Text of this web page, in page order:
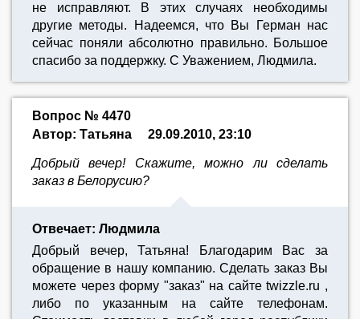
не исправляют. В этих случаях необходимы
другие методы. Надеемся, что Вы Герман нас
сейчас поняли абсолютно правильно. Большое
спасибо за поддержку. С Уважением, Людмила.
Вопрос № 4470
Автор: Татьяна
29.09.2010, 23:10
Добрый вечер! Скажите, можно ли сделать
заказ в Белорусию?
Отвечает: Людмила
Добрый вечер, Татьяна! Благодарим Вас за
обращение в нашу компанию. Сделать заказ Вы
можете через форму "заказ" на сайте twizzle.ru ,
либо по указанным на сайте телефонам.